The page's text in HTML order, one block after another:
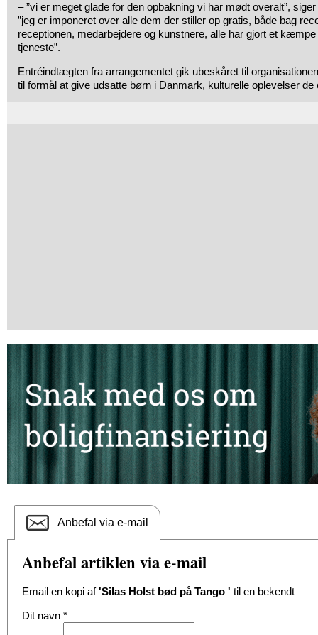
– ”vi er meget glade for den opbakning vi har mødt overalt”,
”jeg er imponeret over alle dem der stiller op gratis, både bag
receptionen, medarbejdere og kunstnere, alle har gjort et
tjeneste”.
Entréindtægten fra arrangementet gik ubeskåret til
til formål at give udsatte børn i Danmark, kulturelle oplevelser de
Anbefal via e-mail
Anbefal artiklen via e-mail
Email en kopi af'Silas Holst bød på Tango ' til en bekendt
Dit navn *